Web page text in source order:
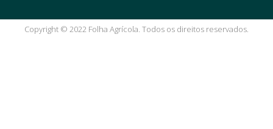
Copyright © 2022 Folha Agrícola. Todos os direitos reservados.